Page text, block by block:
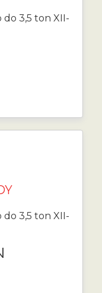
3,5 ton XII-
3,5 ton XII-